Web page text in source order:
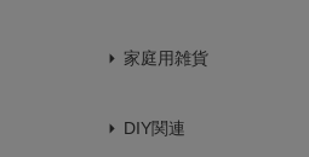
家庭用雑貨
DIY関連